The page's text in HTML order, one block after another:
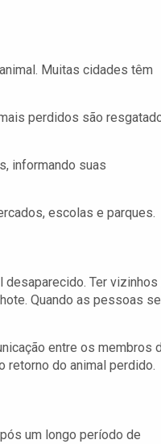
Muitas cidades têm
perdidos são
informando suas
escolas e parques.
desaparecido. Ter vizinhos
Quando as pessoas se
entre os membros
retorno do animal perdido.
um longo período de